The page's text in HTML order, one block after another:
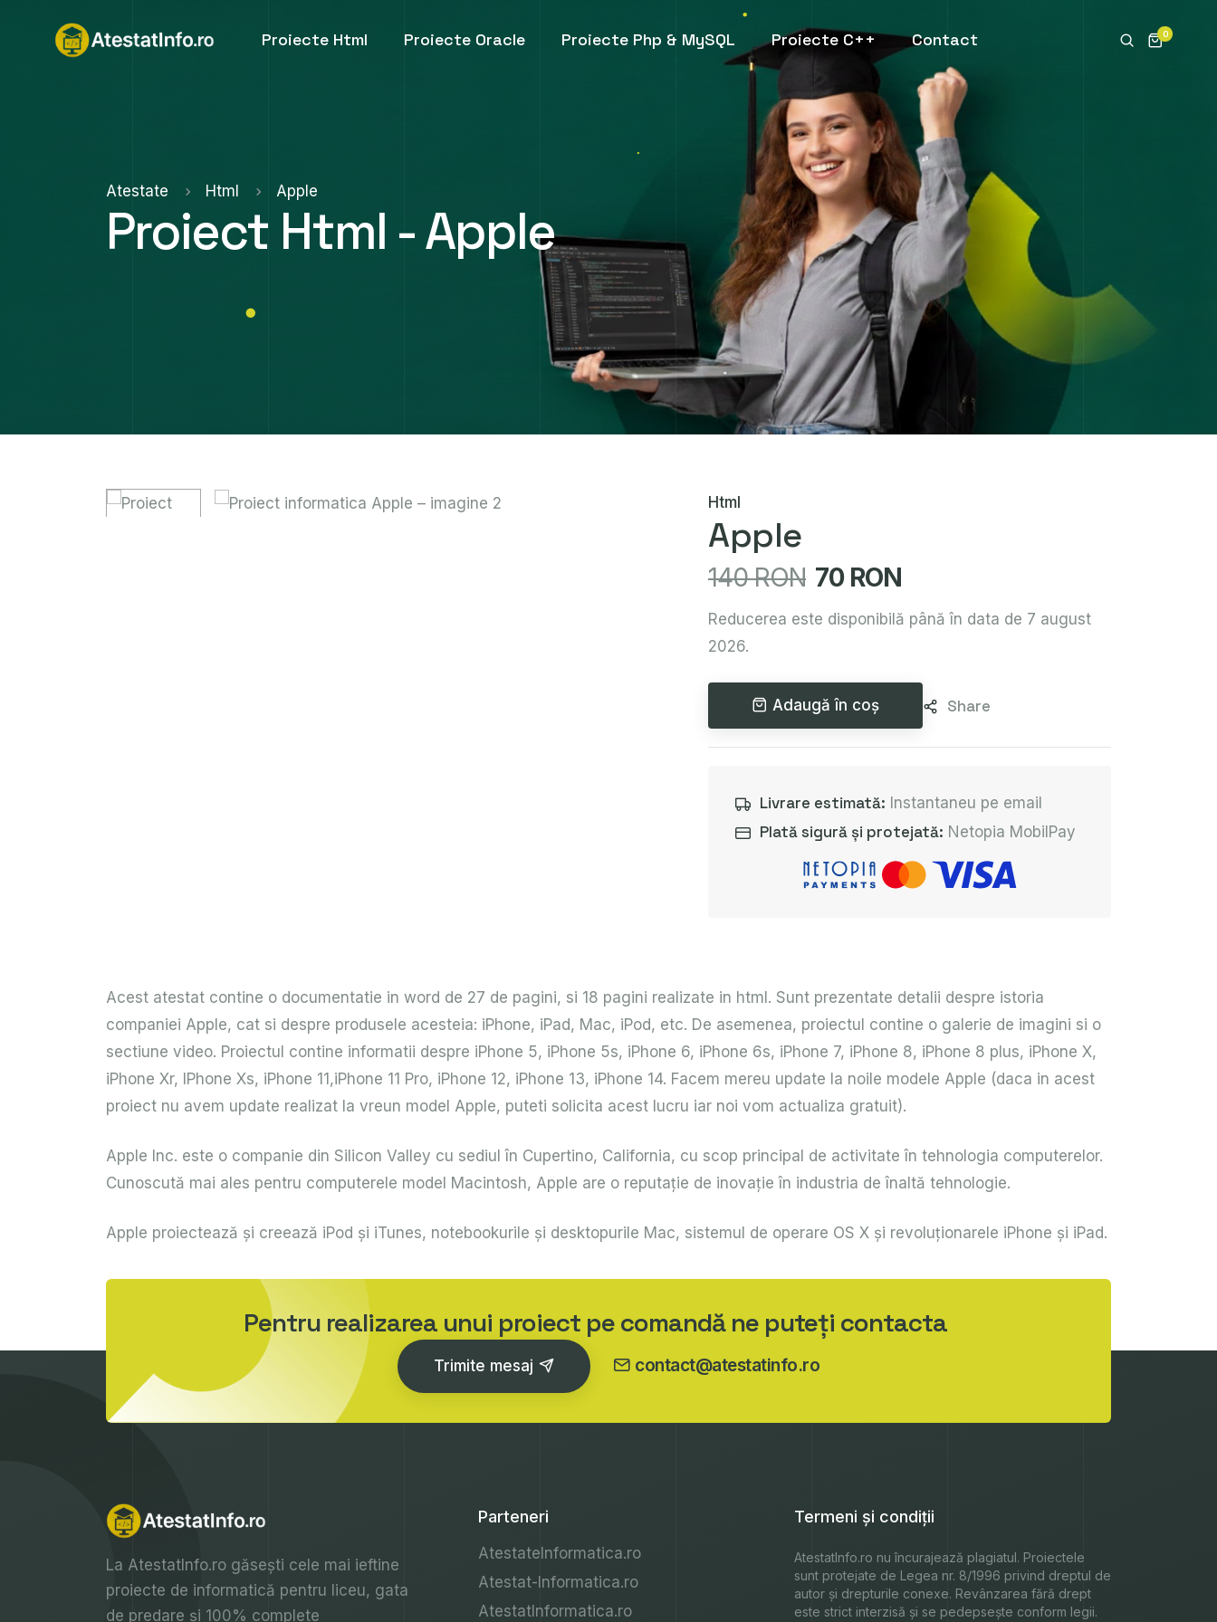
Proiecte Html Proiecte Oracle Proiecte Php & MySQL Proiecte C++ Contact 0
Atestate Html Apple
Proiect Html - Apple
Html
Apple
140 RON 70 RON
Reducerea este disponibilă până în data de 7 august
2026.
Adaugă în coș Share
Livrare estimată: Instantaneu pe email
Plată sigură și protejată: Netopia MobilPay
Acest atestat contine o documentatie in word de 27 de pagini, si 18 pagini realizate in html. Sunt prezentate detalii despre istoria
companiei Apple, cat si despre produsele acesteia: iPhone, iPad, Mac, iPod, etc. De asemenea, proiectul contine o galerie de imagini si o
sectiune video. Proiectul contine informatii despre iPhone 5, iPhone 5s, iPhone 6, iPhone 6s, iPhone 7, iPhone 8, iPhone 8 plus, iPhone X,
iPhone Xr, IPhone Xs, iPhone 11,iPhone 11 Pro, iPhone 12, iPhone 13, iPhone 14. Facem mereu update la noile modele Apple (daca in acest
proiect nu avem update realizat la vreun model Apple, puteti solicita acest lucru iar noi vom actualiza gratuit).
Apple Inc. este o companie din Silicon Valley cu sediul în Cupertino, California, cu scop principal de activitate în tehnologia computerelor.
Cunoscută mai ales pentru computerele model Macintosh, Apple are o reputație de inovație în industria de înaltă tehnologie.
Apple proiectează şi creează iPod şi iTunes, notebookurile şi desktopurile Mac, sistemul de operare OS X şi revoluţionarele iPhone şi iPad.
Pentru realizarea unui proiect pe comandă ne puteți contacta
Trimite mesaj contact@atestatinfo.ro
La AtestatInfo.ro găsești cele mai ieftine
proiecte de informatică pentru liceu, gata
de predare și 100% complete
Parteneri
AtestateInformatica.ro
Atestat-Informatica.ro
AtestatInformatica.ro
Termeni și condiții
AtestatInfo.ro nu încurajează plagiatul. Proiectele
sunt protejate de Legea nr. 8/1996 privind dreptul de
autor și drepturile conexe. Revânzarea fără drept
este strict interzisă și se pedepsește conform legii.